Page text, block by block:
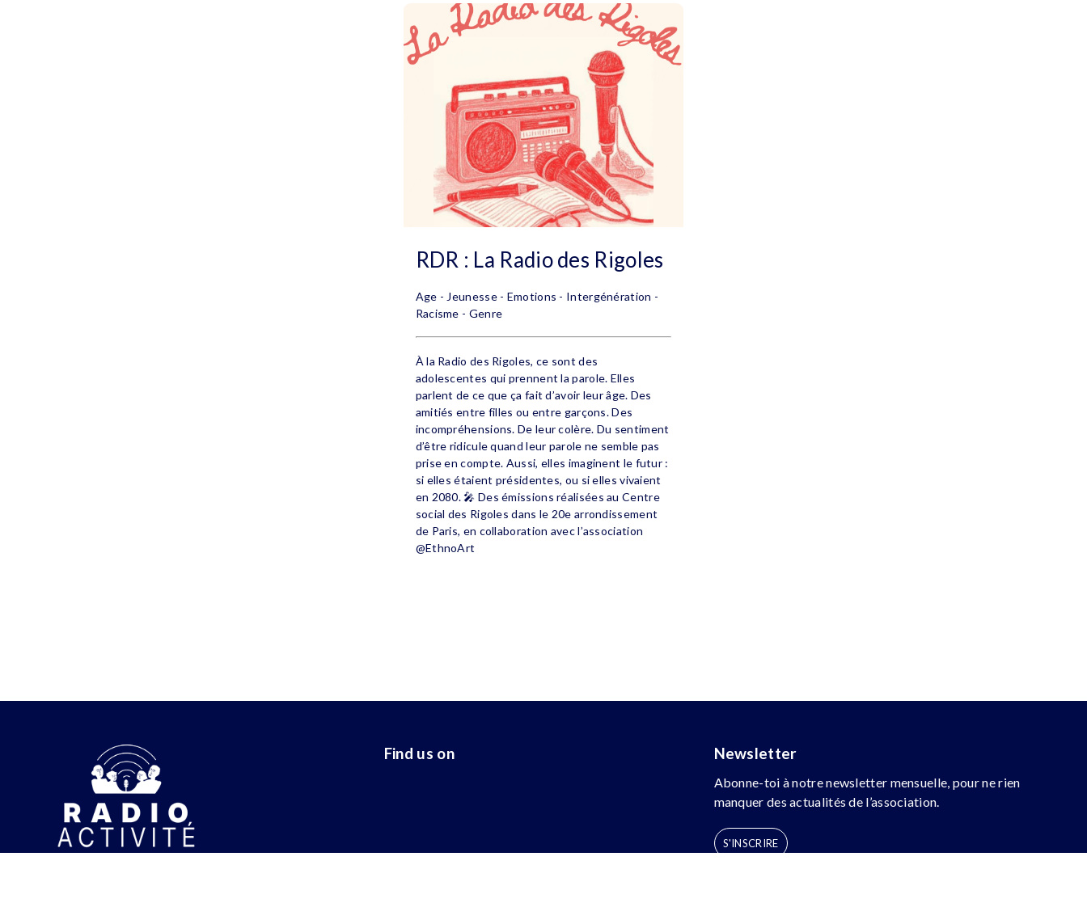
RDR : La Radio des Rigoles
Age - Jeunesse - Emotions - Intergénération -
Racisme - Genre
À la Radio des Rigoles, ce sont des
adolescentes qui prennent la parole. Elles
parlent de ce que ça fait d’avoir leur âge. Des
amitiés entre filles ou entre garçons. Des
incompréhensions. De leur colère. Du sentiment
d’être ridicule quand leur parole ne semble pas
prise en compte. Aussi, elles imaginent le futur :
si elles étaient présidentes, ou si elles vivaient
en 2080. 🎤 Des émissions réalisées au Centre
social des Rigoles dans le 20e arrondissement
de Paris, en collaboration avec l’association
@EthnoArt
Find us on Newsletter
Abonne-toi à notre newsletter mensuelle, pour ne rien
manquer des actualités de l’association.
S'INSCRIRE